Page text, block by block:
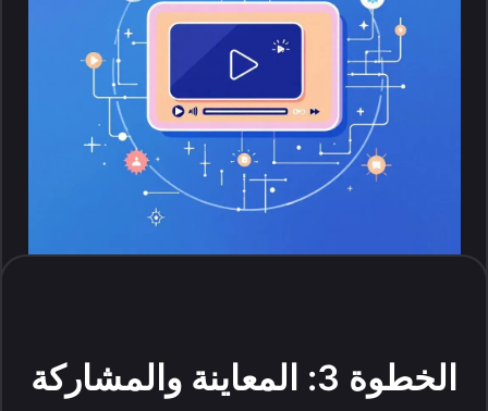
الخطوة 3: المعاينة والمشاركة